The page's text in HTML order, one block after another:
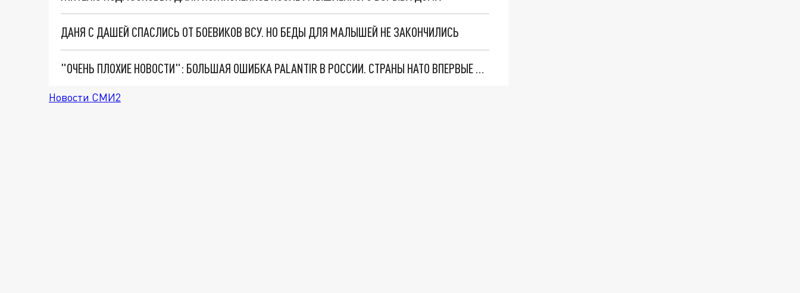
ДАНЯ С ДАШЕЙ СПАСЛИСЬ ОТ БОЕВИКОВ ВСУ. НО БЕДЫ ДЛЯ МАЛЫШЕЙ НЕ ЗАКОНЧИЛИСЬ
"ОЧЕНЬ ПЛОХИЕ НОВОСТИ": БОЛЬШАЯ ОШИБКА PALANTIR В РОССИИ. СТРАНЫ НАТО ВПЕРВЫЕ ЗА СВО ОСТАНОВИЛИ ПОСТАВКИ ОРУЖИЯ. ВСУ ТЕРЯЮТ ПРИГРАНИЧЬЕ?
Новости СМИ2